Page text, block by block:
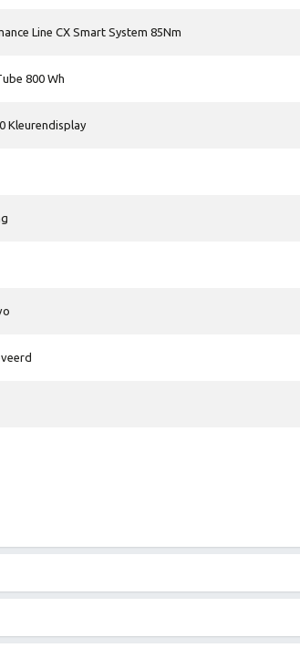
Line CX Smart System 85Nm
800 Wh
Kleurendisplay